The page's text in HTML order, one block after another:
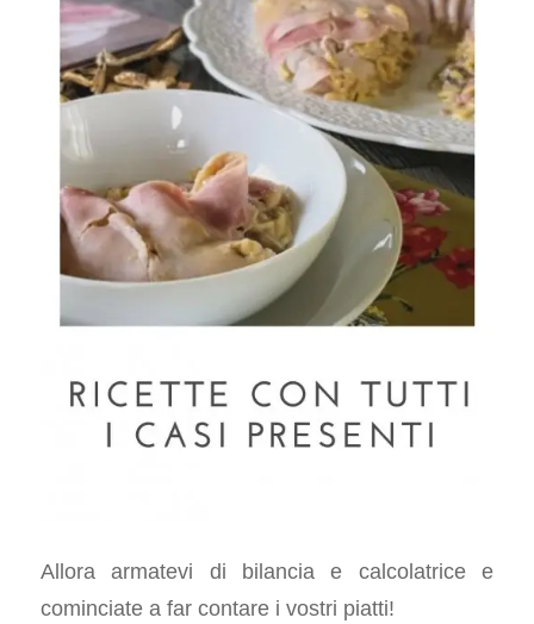
Allora armatevi di bilancia e calcolatrice e
cominciate a far contare i vostri piatti!